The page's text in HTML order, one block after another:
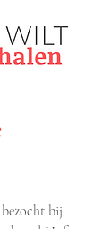
bij